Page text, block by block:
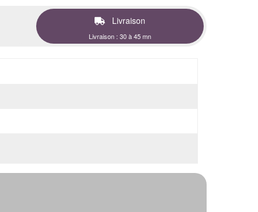
Livraison
Livraison : 30 à 45 mn